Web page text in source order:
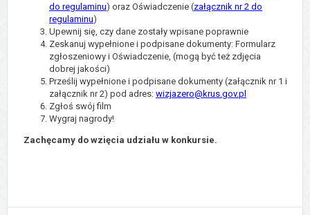
do regulaminu) oraz Oświadczenie (załącznik nr 2 do
regulaminu)
Upewnij się, czy dane zostały wpisane poprawnie
Zeskanuj wypełnione i podpisane dokumenty: Formularz
zgłoszeniowy i Oświadczenie, (mogą być też zdjęcia
dobrej jakości)
Prześlij wypełnione i podpisane dokumenty (załącznik nr 1 i
załącznik nr 2) pod adres: wizjazero@krus.gov.pl
Zgłoś swój film
Wygraj nagrody!
Zachęcamy do wzięcia udziału w konkursie.